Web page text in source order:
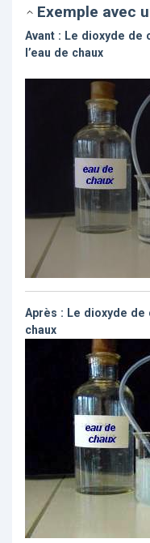
Exemple avec
Avant : Le dioxyde de
l’eau de chaux
Après : Le dioxyde de
chaux